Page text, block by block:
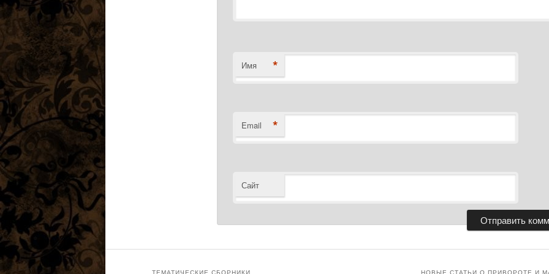
Имя *
Email *
Сайт
ТЕМАТИЧЕСКИЕ СБОРНИКИ НОВЫЕ СТАТЬИ О ПРИВОРОТЕ И